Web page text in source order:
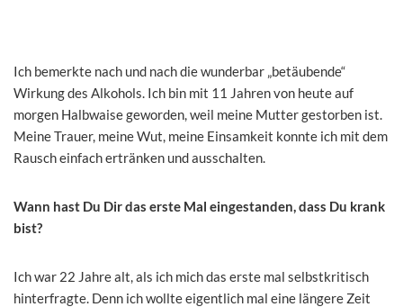
Ich bemerkte nach und nach die wunderbar „betäubende“
Wirkung des Alkohols. Ich bin mit 11 Jahren von heute auf
morgen Halbwaise geworden, weil meine Mutter gestorben ist.
Meine Trauer, meine Wut, meine Einsamkeit konnte ich mit dem
Rausch einfach ertränken und ausschalten.
Wann hast Du Dir das erste Mal eingestanden, dass Du krank
bist?
Ich war 22 Jahre alt, als ich mich das erste mal selbstkritisch
hinterfragte. Denn ich wollte eigentlich mal eine längere Zeit